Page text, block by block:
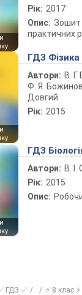
Рік: 2017
Опис: Зошит
практичних
ГДЗ Фізика
Автори: В. Г.
Ф. Я.
Довгий
Рік: 2015
ГДЗ
Автори: В.
Рік: 2015
Опис:
ГДЗ ✅ ⚡ 8 клас ⚡